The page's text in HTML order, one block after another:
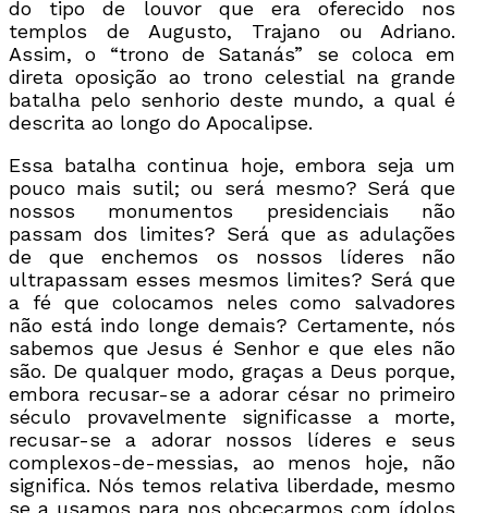
do tipo de louvor que era oferecido nos
templos de Augusto, Trajano ou Adriano.
Assim, o “trono de Satanás” se coloca em
direta oposição ao trono celestial na grande
batalha pelo senhorio deste mundo, a qual é
descrita ao longo do Apocalipse.
Essa batalha continua hoje, embora seja um
pouco mais sutil; ou será mesmo? Será que
nossos monumentos presidenciais não
passam dos limites? Será que as adulações
de que enchemos os nossos líderes não
ultrapassam esses mesmos limites? Será que
a fé que colocamos neles como salvadores
não está indo longe demais? Certamente, nós
sabemos que Jesus é Senhor e que eles não
são. De qualquer modo, graças a Deus porque,
embora recusar-se a adorar césar no primeiro
século provavelmente significasse a morte,
recusar-se a adorar nossos líderes e seus
complexos-de-messias, ao menos hoje, não
significa. Nós temos relativa liberdade, mesmo
se a usamos para nos obcecarmos com ídolos